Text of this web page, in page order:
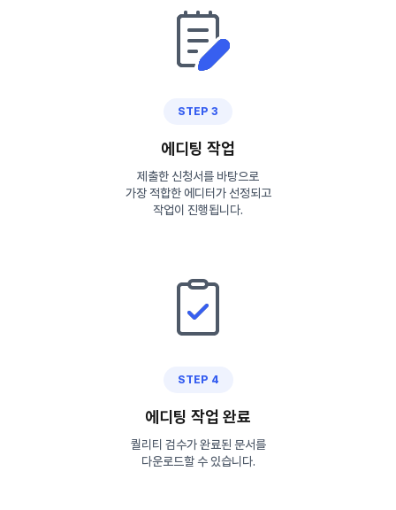
STEP 3
에디팅 작업
제출한 신청서를 바탕으로
가장 적합한 에디터가 선정되고
작업이 진행됩니다.
STEP 4
에디팅 작업 완료
퀄리티 검수가 완료된 문서를
다운로드할 수 있습니다.